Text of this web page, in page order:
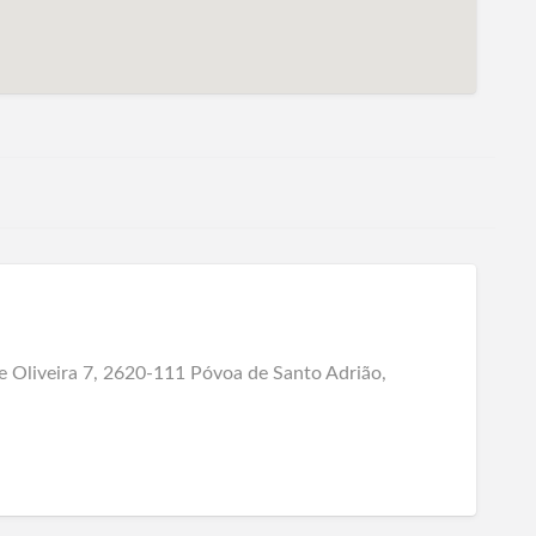
Oliveira 7, 2620-111 Póvoa de Santo Adrião,